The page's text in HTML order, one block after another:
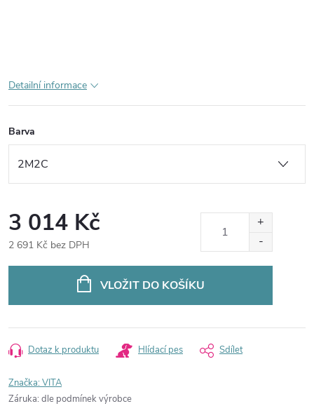
Detailní informace
Barva
3 014 Kč
2 691 Kč bez DPH
VLOŽIT DO KOŠÍKU
Dotaz k produktu Hlídací pes Sdílet
Značka:VITA
Záruka: dle podmínek výrobce